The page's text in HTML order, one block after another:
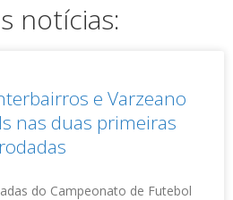
notícias:
e Varzeano
nas duas primeiras
rodadas
do Campeonato de Futebol